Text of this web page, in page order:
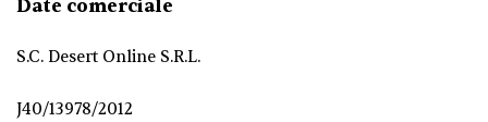
Date comerciale
S.C. Desert Online S.R.L.
J40/13978/2012